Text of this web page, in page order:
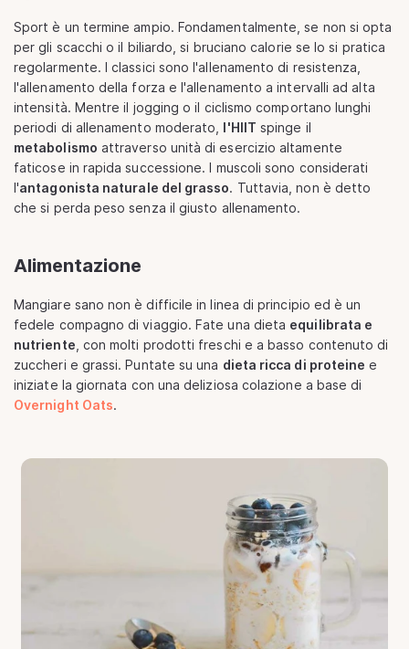
Sport è un termine ampio. Fondamentalmente, se non si opta
per gli scacchi o il biliardo, si bruciano calorie se lo si pratica
regolarmente. I classici sono l'allenamento di resistenza,
l'allenamento della forza e l'allenamento a intervalli ad alta
intensità. Mentre il jogging o il ciclismo comportano lunghi
periodi di allenamento moderato, l'HIIT spinge il
metabolismo attraverso unità di esercizio altamente
faticose in rapida successione. I muscoli sono considerati
l'antagonista naturale del grasso. Tuttavia, non è detto
che si perda peso senza il giusto allenamento.
Alimentazione
Mangiare sano non è difficile in linea di principio ed è un
fedele compagno di viaggio. Fate una dieta equilibrata e
nutriente , con molti prodotti freschi e a basso contenuto di
zuccheri e grassi. Puntate su una dieta ricca di proteine e
iniziate la giornata con una deliziosa colazione a base di
Overnight Oats.